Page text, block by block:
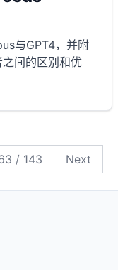
与GPT4，并附
间的区别和优
/ 143 Next19
20
21
22
23
24
25
26
27
28
29
30
31
32
33
34
35
36
37
38
39
40
41
42
43
44
45
46
47
48
49
50
51
52
53
54
55
56
57
58
59
60
6162
63
64
65
66
67
68
69
70
88
89
90
91
92
93
94
95
96
97
98
99
100
101
102
103
104
105
106
107
108
109
110
111
112
113
114
115
116
117
118
119
120
121
122
123
124
125
126
127
128
129
130
131
132
133
134
135
136
137
138
139
140
141
142
143